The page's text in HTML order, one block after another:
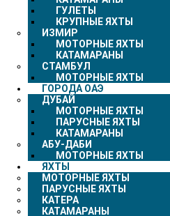
ГУЛЕТЫ
КРУПНЫЕ ЯХТЫ
ИЗМИР
МОТОРНЫЕ ЯХТЫ
КАТАМАРАНЫ
СТАМБУЛ
МОТОРНЫЕ ЯХТЫ
ГОРОДА ОАЭ
ДУБАЙ
МОТОРНЫЕ ЯХТЫ
ПАРУСНЫЕ ЯХТЫ
КАТАМАРАНЫ
АБУ-ДАБИ
МОТОРНЫЕ ЯХТЫ
ЯХТЫ
МОТОРНЫЕ ЯХТЫ
ПАРУСНЫЕ ЯХТЫ
КАТЕРА
КАТАМАРАНЫ